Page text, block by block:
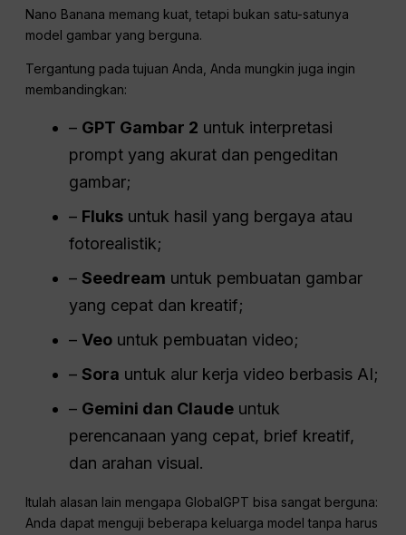
Nano Banana memang kuat, tetapi bukan satu-satunya
model gambar yang berguna.
Tergantung pada tujuan Anda, Anda mungkin juga ingin
membandingkan:
– GPT Gambar 2 untuk interpretasi
prompt yang akurat dan pengeditan
gambar;
– Fluks untuk hasil yang bergaya atau
fotorealistik;
–Seedream untuk pembuatan gambar
yang cepat dan kreatif;
–Veo untuk pembuatan video;
–Sora untuk alur kerja video berbasis AI;
– Gemini dan Claude untuk
perencanaan yang cepat, brief kreatif,
dan arahan visual.
Itulah alasan lain mengapa GlobalGPT bisa sangat berguna:
Anda dapat menguji beberapa keluarga model tanpa harus